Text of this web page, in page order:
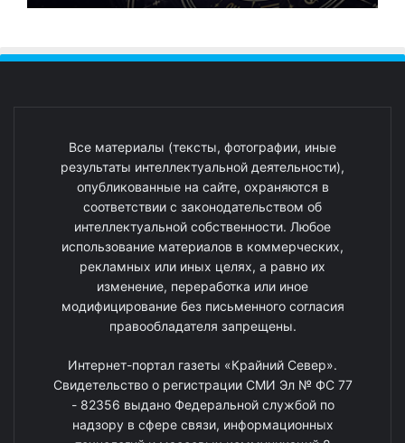
Все материалы (тексты, фотографии, иные
результаты интеллектуальной деятельности),
опубликованные на сайте, охраняются в
соответствии с законодательством об
интеллектуальной собственности. Любое
использование материалов в коммерческих,
рекламных или иных целях, а равно их
изменение, переработка или иное
модифицирование без письменного согласия
правообладателя запрещены.
Интернет-портал газеты «Крайний Север».
Свидетельство о регистрации СМИ Эл № ФС 77
- 82356 выдано Федеральной службой по
надзору в сфере связи, информационных